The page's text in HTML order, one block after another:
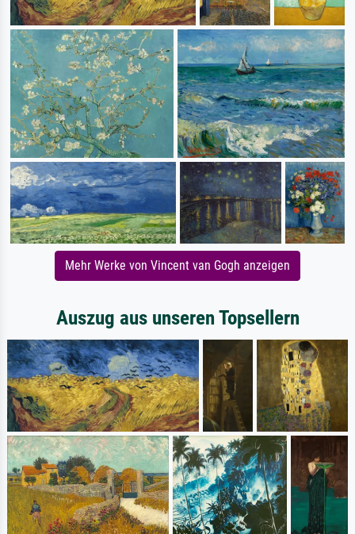
Mehr Werke von Vincent van Gogh anzeigen
Auszug aus unseren Topsellern